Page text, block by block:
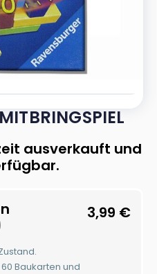
ausverkauft und
Baukarten und
3,99 €